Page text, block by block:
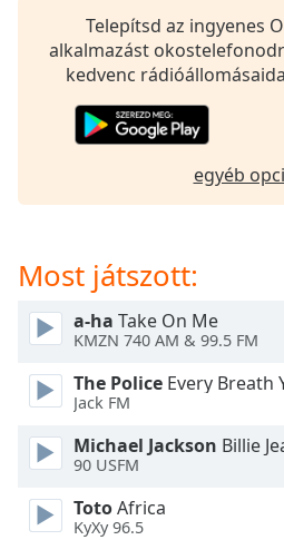
subtitles
settings,
opens
subtitles
settings
dialog
selected
Track
Picture-
Picture
Fullscreen
modal
window.
Telepítsd az ingyenes
alkalmazást
kedvenc
egyéb
Most játszott:
a-ha Take On Me
KMZN 740 AM & 99.5 FM
The Police Every Breath
Jack FM
Michael Jackson Billie
90 USFM
TotoAfrica
KyXy 96.5